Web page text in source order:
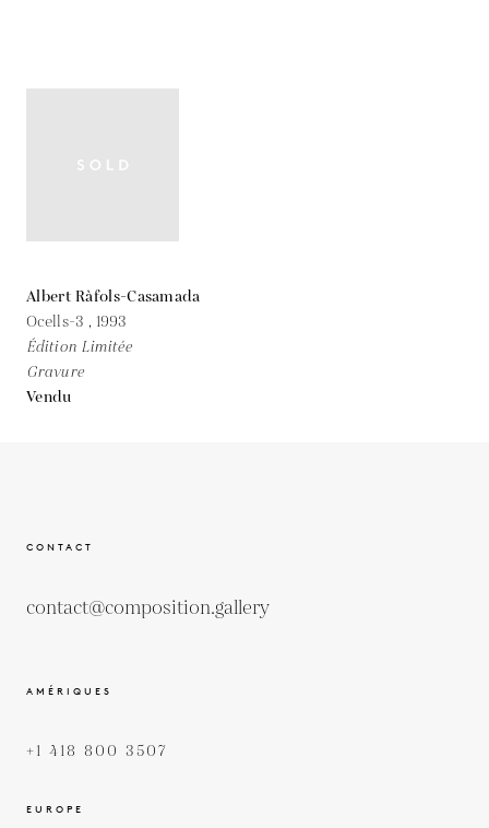
Albert Ràfols-Casamada
Ocells-3 , 1993
Édition Limitée
Gravure
Vendu
CONTACT
contact@composition.gallery
AMÉRIQUES
+1 418 800 3507
EUROPE